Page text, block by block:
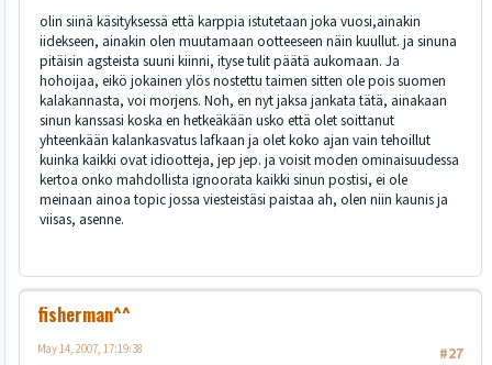
olin siinä käsityksessä että karppia istutetaan joka vuosi,ainakin
iidekseen, ainakin olen muutamaan ootteeseen näin kuullut. ja sinuna
pitäisin agsteista suuni kiinni, ityse tulit päätä aukomaan. Ja
hohoijaa, eikö jokainen ylös nostettu taimen sitten ole pois suomen
kalakannasta, voi morjens. Noh, en nyt jaksa jankata tätä, ainakaan
sinun kanssasi koska en hetkeäkään usko että olet soittanut
yhteenkään kalankasvatus lafkaan ja olet koko ajan vain tehoillut
kuinka kaikki ovat idiootteja, jep jep. ja voisit moden ominaisuudessa
kertoa onko mahdollista ignoorata kaikki sinun postisi, ei ole
meinaan ainoa topic jossa viesteistäsi paistaa ah, olen niin kaunis ja
viisas, asenne.
fisherman^^
#27
May 14, 2007, 17:19:38